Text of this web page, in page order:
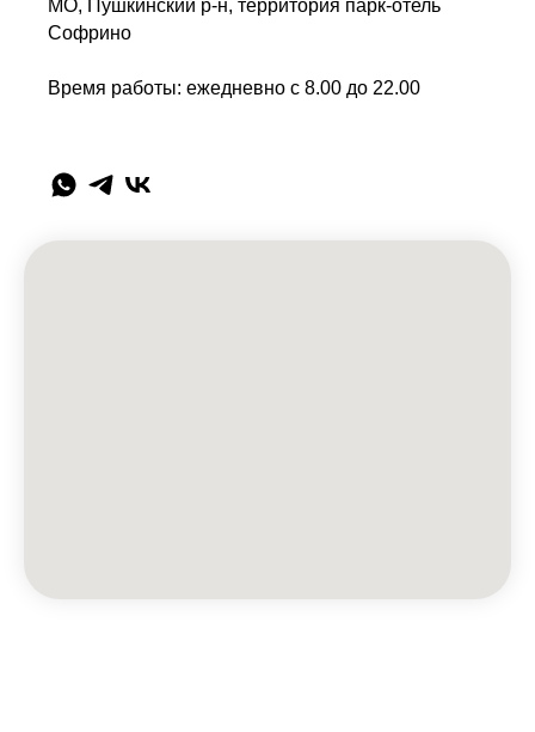
МО, Пушкинский р-н, территория парк-отель
Софрино
Время работы: ежедневно с 8.00 до 22.00